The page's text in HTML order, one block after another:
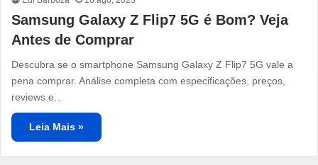
Samsung Galaxy Z Flip7 5G é Bom? Veja
Antes de Comprar
Descubra se o smartphone Samsung Galaxy Z Flip7 5G vale a
pena comprar. Análise completa com especificações, preços,
reviews e…
Leia Mais »